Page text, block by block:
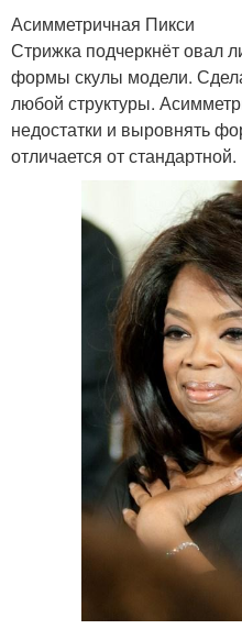
Асимметричная Пикси
Стрижка подчеркнёт овал
формы скулы модели.
любой структуры.
недостатки и выровнять
отличается от стандартной.